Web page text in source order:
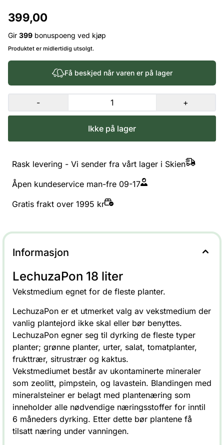
399,00
Gir 399 bonuspoeng ved kjøp
Produktet er midlertidig utsolgt.
Få beskjed når varen er på lager
- +
Ikke på lager
Rask levering - Vi sender fra vårt lager i Skien
Åpen kundeservice man-fre 09-17
Gratis frakt over 1995 kr
Informasjon
LechuzaPon 18 liter
Vekstmedium egnet for de fleste planter.
LechuzaPon er et utmerket valg av vekstmedium der
vanlig plantejord ikke skal eller bør benyttes.
LechuzaPon egner seg til dyrking de fleste typer
planter; grønne planter, urter, salat, tomatplanter,
frukttrær, sitrustrær og kaktus.
Vekstmediumet består av ukontaminerte mineraler
som zeolitt, pimpstein, og lavastein. Blandingen med
mineralsteiner er belagt med plantenæring som
inneholder alle nødvendige næringsstoffer for inntil
6 måneders dyrking. Etter dette bør plantene få
tilsatt næring under vanningen.